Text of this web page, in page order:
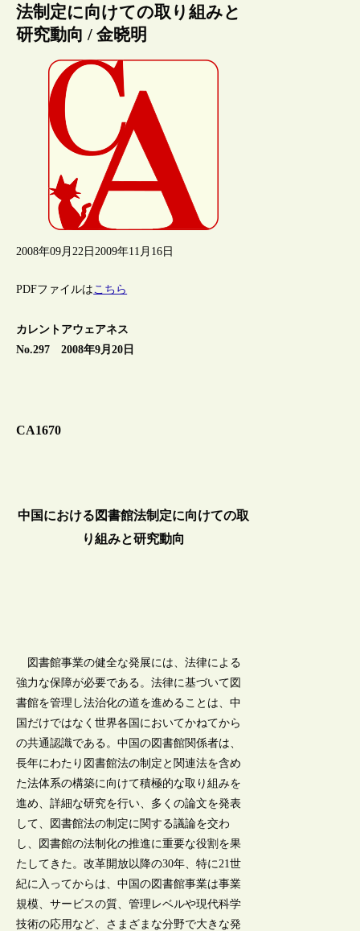
法制定に向けての取り組みと
研究動向 / 金晓明
2008年09月22日 2009年11月16日
PDFファイルはこちら
カレントアウェアネス
No.297 2008年9月20日
CA1670
中国における図書館法制定に向けての取
り組みと研究動向
図書館事業の健全な発展には、法律による
強力な保障が必要である。法律に基づいて図
書館を管理し法治化の道を進めることは、中
国だけではなく世界各国においてかねてから
の共通認識である。中国の図書館関係者は、
長年にわたり図書館法の制定と関連法を含め
た法体系の構築に向けて積極的な取り組みを
進め、詳細な研究を行い、多くの論文を発表
して、図書館法の制定に関する議論を交わ
し、図書館の法制化の推進に重要な役割を果
たしてきた。改革開放以降の30年、特に21世
紀に入ってからは、中国の図書館事業は事業
規模、サービスの質、管理レベルや現代科学
技術の応用など、さまざまな分野で大きな発